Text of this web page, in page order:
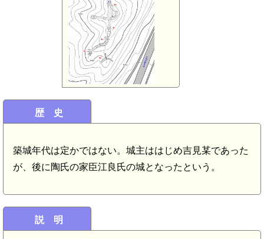
歴 史
築城年代は定かではない。城主ははじめ吉見某であった
が、後に陶氏の家臣江良氏の城となったという。
説 明